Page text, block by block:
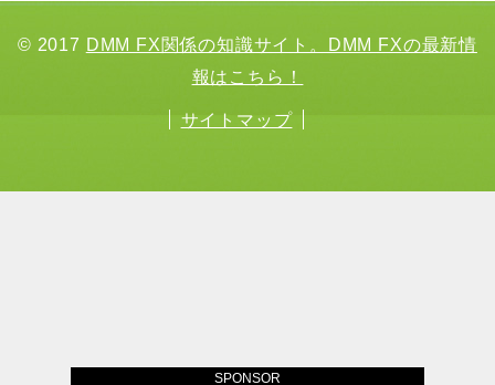
© 2017 DMM FX関係の知識サイト。DMM FXの最新情
報はこちら！
サイトマップ
SPONSOR